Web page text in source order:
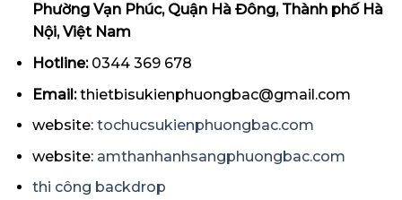
Phường Vạn Phúc, Quận Hà Đông, Thành phố Hà
Nội, Việt Nam
Hotline:0344 369 678
Email:thietbisukienphuongbac@gmail.com
website: tochucsukienphuongbac.com
website: amthanhanhsangphuongbac.com
thi công backdrop